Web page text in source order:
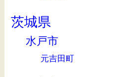
茨城県
水戸市
元吉田町